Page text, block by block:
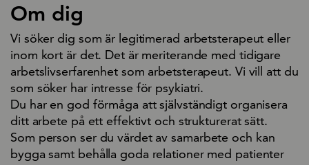
Om dig
Vi söker dig som är legitimerad arbetsterapeut eller
inom kort är det. Det är meriterande med tidigare
arbetslivserfarenhet som arbetsterapeut. Vi vill att du
som söker har intresse för psykiatri.
Du har en god förmåga att självständigt organisera
ditt arbete på ett effektivt och strukturerat sätt.
Som person ser du värdet av samarbete och kan
bygga samt behålla goda relationer med patienter